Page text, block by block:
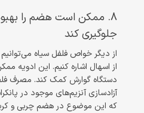
8. ممکن است هضم را
جلوگیری کند
از دیگر خواص فلفل سیاه
از اسهال اشاره کنیم. این ادویه
دستگاه گوارش کمک کند. مصرف
آزادسازی آنزیم‌های موجود در
که این موضوع در هضم چربی و